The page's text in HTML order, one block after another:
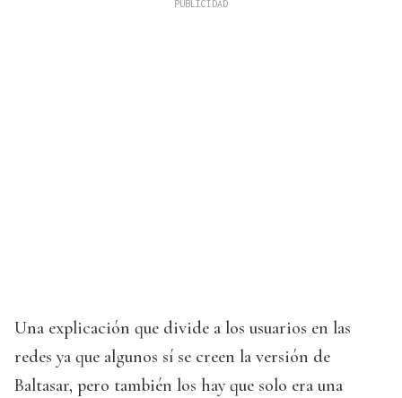
Una explicación que divide a los usuarios en las
redes ya que algunos sí se creen la versión de
Baltasar, pero también los hay que solo era una